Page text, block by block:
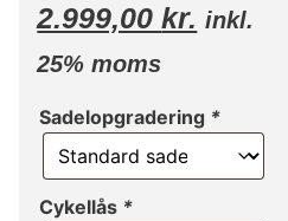
2.999,00kr. inkl.
25% moms
Sadelopgradering *
Cykellås *